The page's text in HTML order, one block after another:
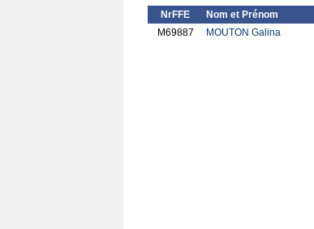
NrFFE Nom et Prénom
M69887
MOUTON Galina